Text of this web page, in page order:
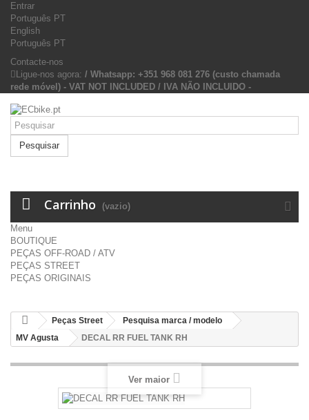
Entrar
Português PT
English
Português PT
Contacte-nos
Ligue-nos agora: / Whatsapp: +351 968 081 276 (custo chamada
rede móvel) - VAT NOT INCLUDED / IVA NÃO INCLUIDO -
Pesquisar
Carrinho (vazio)
Menu
BOUTIQUE
PEÇAS OFF-ROAD / ATV
PEÇAS STREET
PEÇAS ORIGINAIS
Peças Street
Pesquisa marca / modelo
MV Agusta
DECAL RR FUEL TANK RH
Ver maior